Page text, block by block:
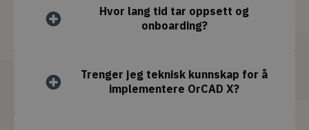
Hvor lang tid tar oppsett og
onboarding?
Trenger jeg teknisk kunnskap for å
implementere OrCAD X?